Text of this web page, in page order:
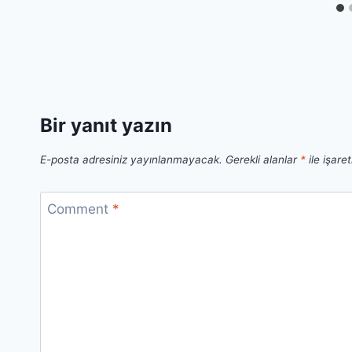
Bir yanıt yazın
E-posta adresiniz yayınlanmayacak. Gerekli alanlar * ile
Comment *